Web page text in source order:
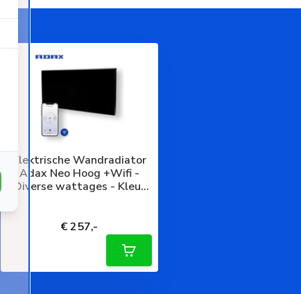
Elektrische Wandradiator
Adax Neo Hoog +Wifi -
Diverse wattages - Kleur
Deliverytime
€ 257,-